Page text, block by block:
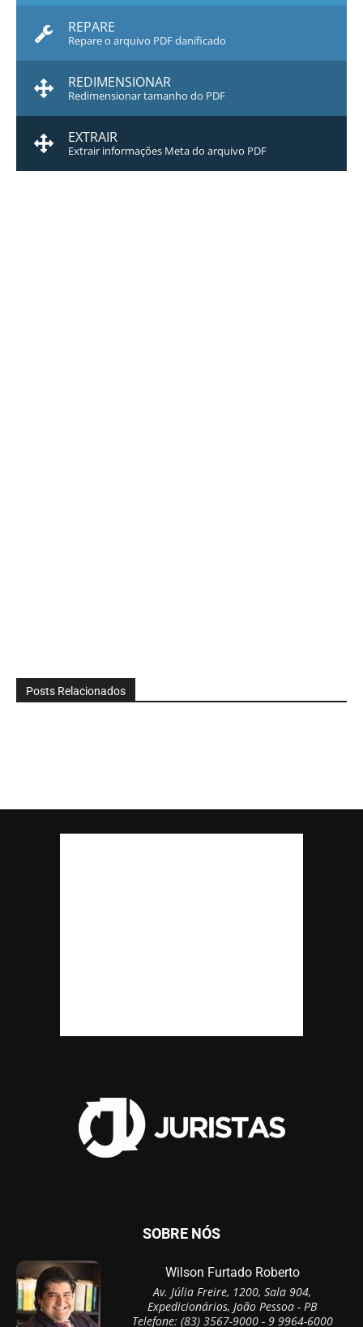
REPARE
Repare o arquivo PDF danificado
REDIMENSIONAR
Redimensionar tamanho do PDF
EXTRAIR
Extrair informações Meta do arquivo PDF
Posts Relacionados
SOBRE NÓS
Wilson Furtado Roberto
Av. Júlia Freire, 1200, Sala 904,
Expedicionários, João Pessoa - PB
Telefone: (83) 3567-9000 - 9 9964-6000